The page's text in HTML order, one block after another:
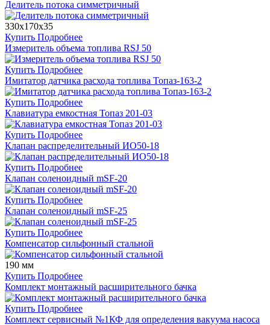
Делитель потока симметричный
330х170х35
Купить Подробнее
Измеритель объема топлива RSJ 50
Купить Подробнее
Имитатор датчика расхода топлива Топаз-163-2
Купить Подробнее
Клавиатура емкостная Топаз 201-03
Купить Подробнее
Клапан распределительный ИО50-18
Купить Подробнее
Клапан соленоидный mSF-20
Купить Подробнее
Клапан соленоидный mSF-25
Купить Подробнее
Компенсатор сильфонный стальной
190 мм
Купить Подробнее
Комплект монтажный расширительного бачка
Купить Подробнее
Комплект сервисный №1КФ для определения вакуума насоса